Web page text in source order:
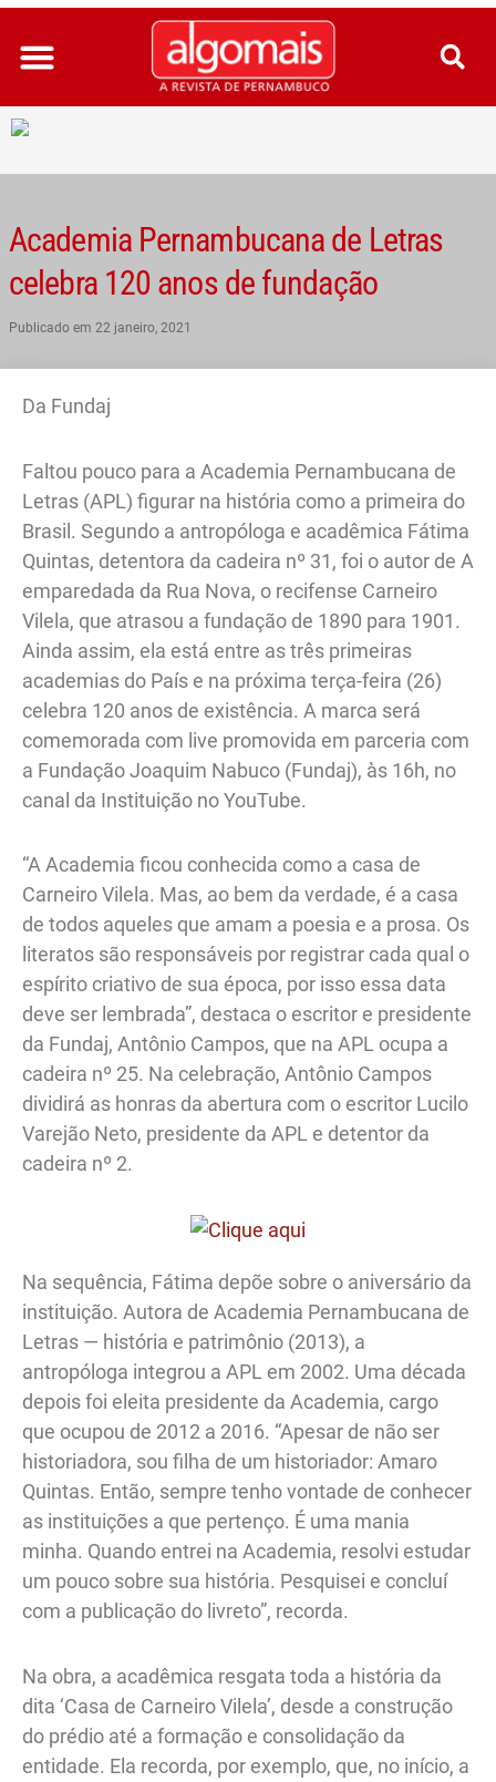
Ir
para
conteúdo
Academia Pernambucana de Letras
celebra 120 anos de fundação
Publicado em 22 janeiro, 2021
Da Fundaj
Faltou pouco para a Academia Pernambucana de
Letras (APL) figurar na história como a primeira do
Brasil. Segundo a antropóloga e acadêmica Fátima
Quintas, detentora da cadeira nº 31, foi o autor de A
emparedada da Rua Nova, o recifense Carneiro
Vilela, que atrasou a fundação de 1890 para 1901.
Ainda assim, ela está entre as três primeiras
academias do País e na próxima terça-feira (26)
celebra 120 anos de existência. A marca será
comemorada com live promovida em parceria com
a Fundação Joaquim Nabuco (Fundaj), às 16h, no
canal da Instituição no YouTube.
“A Academia ficou conhecida como a casa de
Carneiro Vilela. Mas, ao bem da verdade, é a casa
de todos aqueles que amam a poesia e a prosa. Os
literatos são responsáveis por registrar cada qual o
espírito criativo de sua época, por isso essa data
deve ser lembrada”, destaca o escritor e presidente
da Fundaj, Antônio Campos, que na APL ocupa a
cadeira nº 25. Na celebração, Antônio Campos
dividirá as honras da abertura com o escritor Lucilo
Varejão Neto, presidente da APL e detentor da
cadeira nº 2.
Na sequência, Fátima depõe sobre o aniversário da
instituição. Autora de Academia Pernambucana de
Letras — história e patrimônio (2013), a
antropóloga integrou a APL em 2002. Uma década
depois foi eleita presidente da Academia, cargo
que ocupou de 2012 a 2016. “Apesar de não ser
historiadora, sou filha de um historiador: Amaro
Quintas. Então, sempre tenho vontade de conhecer
as instituições a que pertenço. É uma mania
minha. Quando entrei na Academia, resolvi estudar
um pouco sobre sua história. Pesquisei e concluí
com a publicação do livreto”, recorda.
Na obra, a acadêmica resgata toda a história da
dita ‘Casa de Carneiro Vilela’, desde a construção
do prédio até a formação e consolidação da
entidade. Ela recorda, por exemplo, que, no início, a